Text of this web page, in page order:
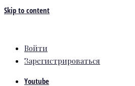
Skip to content
Войти
Зарегистрироваться
Youtube